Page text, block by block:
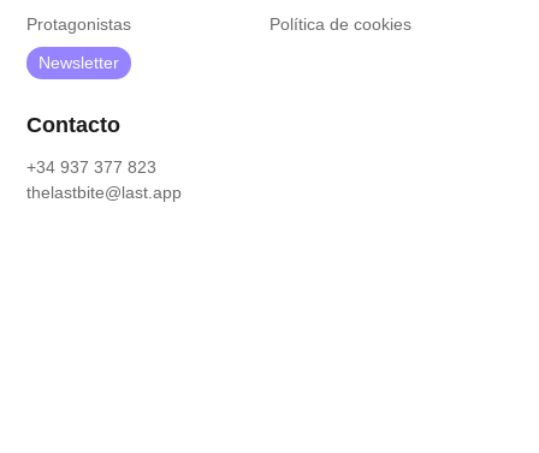
Protagonistas
Newsletter
Política de cookies
Contacto
+34 937 377 823
thelastbite@last.app